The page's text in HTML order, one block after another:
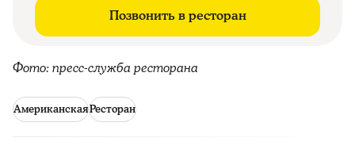
Позвонить в ресторан
Фото: пресс-служба ресторана
АмериканскаяРесторан